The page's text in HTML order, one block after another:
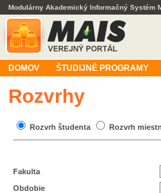
Modulárny Akademický Informačný Systém
DOMOV ŠTUDIJNÉ PROGRAMY
Rozvrhy
Rozvrh študenta Rozvrh
Fakulta
Obdobie